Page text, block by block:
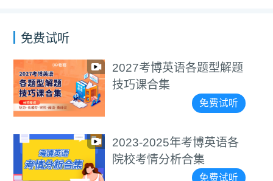
免费试听
2027考博英语各题型解题
技巧课合集
免费试听
2023-2025年考博英语各
院校考情分析合集
免费试听